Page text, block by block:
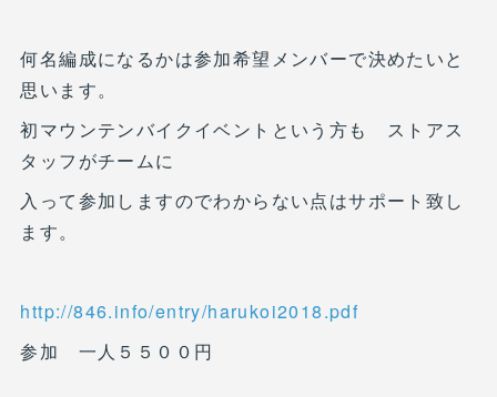
何名編成になるかは参加希望メンバーで決めたいと
思います。
初マウンテンバイクイベントという方も ストアス
タッフがチームに
入って参加しますのでわからない点はサポート致し
ます。
http://846.info/entry/harukoi2018.pdf
参加 一人５５００円